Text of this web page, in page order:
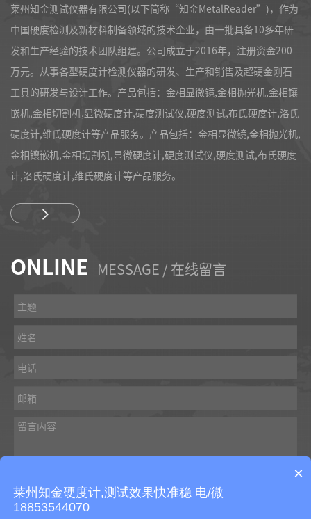
莱州知金测试仪器有限公司(以下简称“知金MetalReader”)，作为
中国硬度检测及新材料制备领域的技术企业，由一批具备10多年研
发和生产经验的技术团队组建。公司成立于2016年，注册资金200
万元。从事各型硬度计检测仪器的研发、生产和销售及超硬金刚石
工具的研发与设计工作。产品包括：金相显微镜,金相抛光机,金相镶
嵌机,金相切割机,显微硬度计,硬度测试仪,硬度测试,布氏硬度计,洛氏
硬度计,维氏硬度计等产品服务。产品包括：金相显微镜,金相抛光机,
金相镶嵌机,金相切割机,显微硬度计,硬度测试仪,硬度测试,布氏硬度
计,洛氏硬度计,维氏硬度计等产品服务。
ONLINE MESSAGE / 在线留言
×
莱州知金硬度计,测试效果快准稳 电/微
18853544070